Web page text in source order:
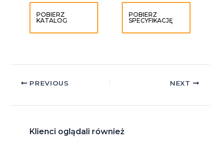
POBIERZ
KATALOG
POBIERZ
SPECYFIKACJĘ
PostPREVIOUS NEXT
Klienci oglądali również